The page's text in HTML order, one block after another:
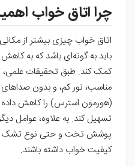
چرا اتاق خواب
اتاق خواب چیزی بیشتر از
باید به گونه‌ای باشد که به
کمک کند. طبق تحقیقات علمی،
مناسب، نور کم، و بدون
(هورمون استرس) را کاهش داده
تسهیل کند. به علاوه، عوامل
پوشش تخت و حتی نوع تشک و
کیفیت خواب داشته باشند.